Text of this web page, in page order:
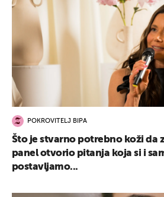
POKROVITELJ BIPA
Što je stvarno potrebno koži da
panel otvorio pitanja koja si i
postavljamo...